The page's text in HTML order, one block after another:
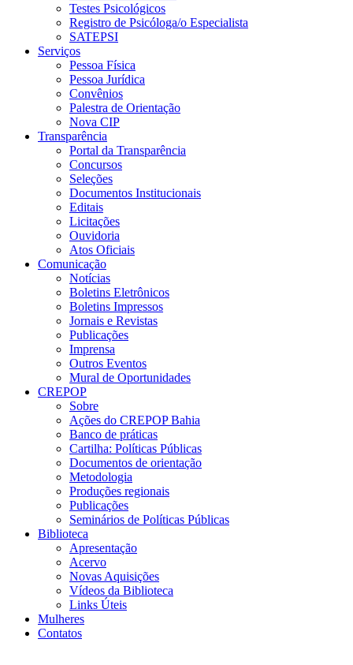
Testes Psicológicos
Registro de Psicóloga/o Especialista
SATEPSI
Serviços
Pessoa Física
Pessoa Jurídica
Convênios
Palestra de Orientação
Nova CIP
Transparência
Portal da Transparência
Concursos
Seleções
Documentos Institucionais
Editais
Licitações
Ouvidoria
Atos Oficiais
Comunicação
Notícias
Boletins Eletrônicos
Boletins Impressos
Jornais e Revistas
Publicações
Imprensa
Outros Eventos
Mural de Oportunidades
CREPOP
Sobre
Ações do CREPOP Bahia
Banco de práticas
Cartilha: Políticas Públicas
Documentos de orientação
Metodologia
Produções regionais
Publicações
Seminários de Políticas Públicas
Biblioteca
Apresentação
Acervo
Novas Aquisições
Vídeos da Biblioteca
Links Úteis
Mulheres
Contatos